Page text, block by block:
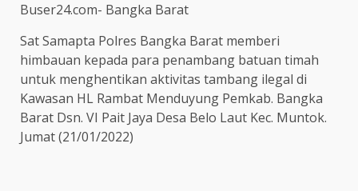
Buser24.com- Bangka Barat
Sat Samapta Polres Bangka Barat memberi
himbauan kepada para penambang batuan timah
untuk menghentikan aktivitas tambang ilegal di
Kawasan HL Rambat Menduyung Pemkab. Bangka
Barat Dsn. VI Pait Jaya Desa Belo Laut Kec. Muntok.
Jumat (21/01/2022)